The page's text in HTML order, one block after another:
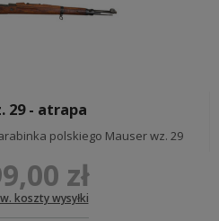
29 - atrapa
polskiego Mauser wz. 29
zł
koszty wysyłki